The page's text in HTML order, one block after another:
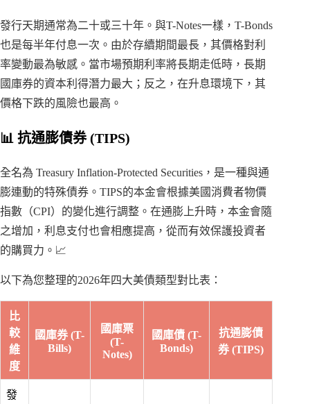
發行天期通常為二十或三十年。與T-Notes一樣，T-Bonds
也是每半年付息一次。由於存續期間最長，其價格對利
率變動最為敏感。當市場預期利率將長期走低時，長期
國庫券的資本利得潛力最大；反之，在升息環境下，其
價格下跌的風險也最高。
📊 抗通膨債券 (TIPS)
全名為 Treasury Inflation-Protected Securities，是一種與通
膨連動的特殊債券。TIPS的本金會根據美國消費者物價
指數（CPI）的變化進行調整。在通膨上升時，本金會隨
之增加，利息支付也會相應提高，從而有效保護投資者
的購買力。📈
以下為您整理的2026年四大美債類型對比表：
比
較
維
度
國庫券 (T-
Bills)
國庫票
(T-
Notes)
國庫債 (T-
Bonds)
抗通膨債
券 (TIPS)
發